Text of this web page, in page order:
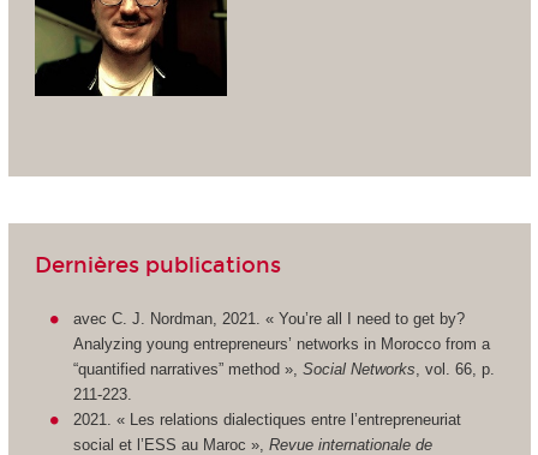
Dernières publications
avec C. J. Nordman, 2021. « You’re all I need to get by?
Analyzing young entrepreneurs’ networks in Morocco from a
“quantified narratives” method »,Social Networks , vol. 66, p.
211-223.
2021. « Les relations dialectiques entre l’entrepreneuriat
social et l’ESS au Maroc »,Revue internationale de